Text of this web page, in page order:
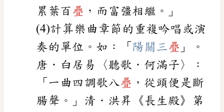
累葉百 疊 ，而富彊相繼。」
(4)計算樂曲章節的重複吟唱或演
奏的單位。如：「 陽關三疊 」。
唐．白居易〈聽歌．何滿子〉：
「一曲四調歌八疊 ，從頭便是斷
腸聲。」清．洪昇《長生殿》第